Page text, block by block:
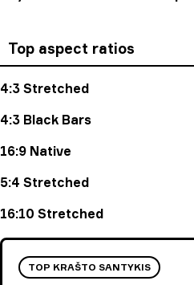
Top aspect ratios
4:3 Stretched
4:3 Black Bars
16:9 Native
5:4 Stretched
16:10 Stretched
TOP KRAŠTO SANTYKIS